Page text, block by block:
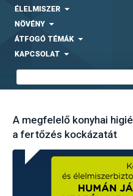
ÉLELMISZER
NÖVÉNY
ÁTFOGÓ TÉMÁK
KAPCSOLAT
A megfelelő konyhai
a fertőzés kockázatát